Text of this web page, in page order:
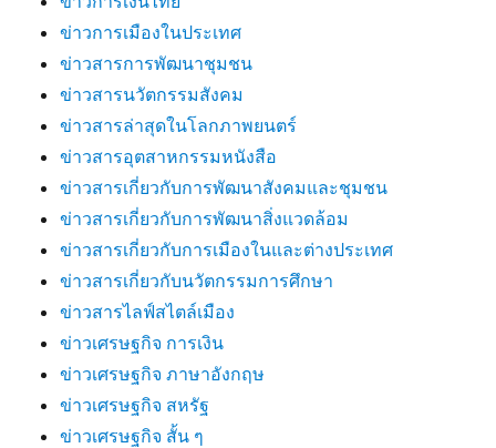
ข่าวการเมืองในประเทศ
ข่าวสารการพัฒนาชุมชน
ข่าวสารนวัตกรรมสังคม
ข่าวสารล่าสุดในโลกภาพยนตร์
ข่าวสารอุตสาหกรรมหนังสือ
ข่าวสารเกี่ยวกับการพัฒนาสังคมและชุมชน
ข่าวสารเกี่ยวกับการพัฒนาสิ่งแวดล้อม
ข่าวสารเกี่ยวกับการเมืองในและต่างประเทศ
ข่าวสารเกี่ยวกับนวัตกรรมการศึกษา
ข่าวสารไลฟ์สไตล์เมือง
ข่าวเศรษฐกิจ การเงิน
ข่าวเศรษฐกิจ ภาษาอังกฤษ
ข่าวเศรษฐกิจ สหรัฐ
ข่าวเศรษฐกิจ สั้น ๆ